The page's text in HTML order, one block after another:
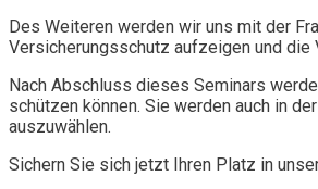
Des Weiteren werden wir uns mit der
Versicherungsschutz aufzeigen und die
Nach Abschluss dieses Seminars
schützen können. Sie werden auch in
auszuwählen.
Sichern Sie sich jetzt Ihren Platz in